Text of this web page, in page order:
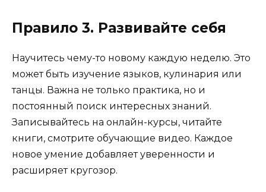
Правило 3. Развивайте себя
Научитесь чему-то новому каждую неделю. Это
может быть изучение языков, кулинария или
танцы. Важна не только практика, но и
постоянный поиск интересных знаний.
Записывайтесь на онлайн-курсы, читайте
книги, смотрите обучающие видео. Каждое
новое умение добавляет уверенности и
расширяет кругозор.